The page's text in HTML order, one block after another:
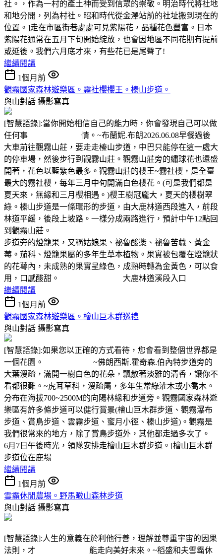
社。，作為一村的產土神而受到信眾的崇敬。明治時代將社地
和地分開，列為村社。昭和時代從金澤站前的社址搬到現在的
位置。]走在市區街巷處處可見紫陽花，品種花色豐富。日本
紫陽花通常在五月下旬開始綻放，也會因地區不同花期有提前
或延後。我們六月底才來，有些花已是尾聲了!
繼續閱讀
1個月前
觀霧國家森林遊樂區。霧社櫻櫻王。榛山步道。
與山對話 攝影寫真
[智慧語錄]:當你開始相信自己的能力時，你會發現自己可以做
任何事 情。~布蘭妮.布朗2026.06.08早餐過後
大車前往觀霧山莊，要走走榛山步道，中巴只能停在這一處大
的停車場，然後步行到觀霧山莊。觀霧山莊旁的繡球花也還盛
開著，花色以藍紫色最多。觀霧山莊的櫻王~霧社櫻，是全臺
最大的霧社櫻，每年三月中旬開滿白色櫻花。(可是我們都是
夏天來，無緣和三月櫻相遇。)櫻王樹冠龐大，夏天的櫻樹翠
綠。榛山步道是一條環形的步道，由大鹿林道西段進入，前段
林道平緩，後段上坡路。一樣分成兩路進行，預計中午12點回
到觀霧山莊。
步道旁的燈籠果，又稱姑娘果、祕魯酸漿、祕魯苦蘵、黃金
莓。茄科、燈籠果屬的多年生草本植物。果實被包覆在燈籠狀
的花萼內，未成熟的果實呈綠色，成熟時轉為金黃色，可以食
用，口感酸甜。 大鹿林道溪段入口
繼續閱讀
1個月前
觀霧國家森林遊樂區。檜山巨木群巡禮
與山對話 攝影寫真
[智慧語錄]:如果您以正確的方式看待，您會看到整個世界都是
一個花園。 ~佛朗西斯.霍奇森.伯內特步道旁的
大葉溲疏，滿開一樹白色的花朵，飄散著淡雅的清香，讓你不
看都很難。~虎耳草科，溲疏屬，多年生常綠灌木或小喬木。
分布在海拔700~2500M的向陽林緣和步道旁。觀霧國家森林遊
樂區有許多條步道可以健行賞景(檜山巨木群步道、觀霧瀑布
步道、賞鳥步道、雲霧步道、蜜月小徑、榛山步道)。觀霧是
我們很常來的地方，除了賞鳥步道外，其他都走過多次了。
6月7日午後時光，領隊安排走檜山巨木群步道。[檜山巨木群
步道位在鹿場
繼續閱讀
1個月前
雪霸休閒農場。野馬瞰山森林步道
與山對話 攝影寫真
[智慧語錄]:人生的意義在於利他行善，理解並尊重宇宙的因果
法則，才 能走向美好未來。~稻盛和夫雪霸休